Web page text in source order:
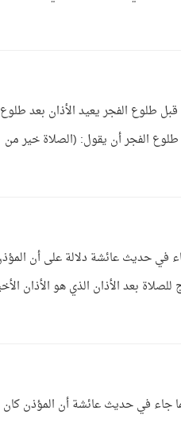
طلوع الفجر يعيد الأذان بعد طلوع
طلوع الفجر أن يقول: (الصلاة خير من
في حديث عائشة دلالة على أن
بعد الأذان الذي هو الأذان
جاء في حديث عائشة أن المؤذن كان